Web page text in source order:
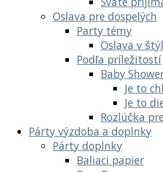
Oslava pre dospelých
Party témy
Oslava v
Podľa príležitostí
Baby
Je to
Je to
Rozlúčka
Párty výzdoba a doplnky
Párty doplnky
Baliaci papier